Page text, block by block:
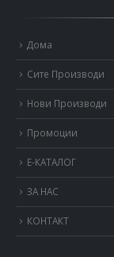
Дома
Сите Производи
Нови Производи
Промоции
Е-КАТАЛОГ
ЗА НАС
КОНТАКТ